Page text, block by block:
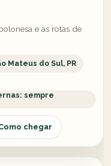
e às rotas de
Mateus do Sul, PR
sempre
chegar